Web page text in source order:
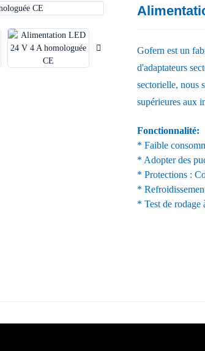
Gofern est un
d'adaptateurs
sectorielle, nous
supérieures aux
Fonctionnalité:
* Faible
* Adopter des
* Protections :
*
* Test de rodage